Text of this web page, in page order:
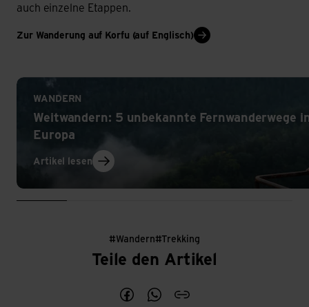
auch einzelne Etappen.
Zur Wanderung auf Korfu (auf Englisch)
WANDERN
Weitwandern: 5 unbekannte Fernwanderwege
Europa
Artikel lesen
Artikel lesen
#Wandern#Trekking
Teile den Artikel